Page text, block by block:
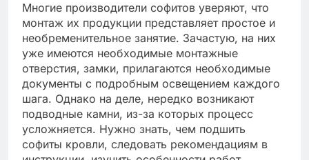
Многие производители софитов уверяют, что
монтаж их продукции представляет простое и
необременительное занятие. Зачастую, на них
уже имеются необходимые монтажные
отверстия, замки, прилагаются необходимые
документы с подробным освещением каждого
шага. Однако на деле, нередко возникают
подводные камни, из-за которых процесс
усложняется. Нужно знать, чем подшить
софиты кровли, следовать рекомендациям в